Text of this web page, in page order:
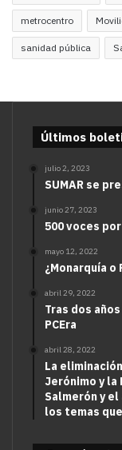
metrocentro
sanidad pública
Últimos
julio 2, 2023
SUMAR se
junio 27, 2023
500 voces por
mayo 12, 2022
¿Monarquía
abril 29, 2022
Tras dos
PCEra
abril 28, 2022
La
Jerónimo y la
Salmerón y
los temas